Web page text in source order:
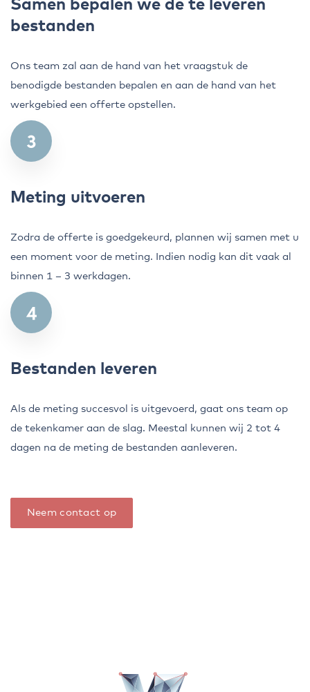
Samen bepalen we de te leveren
bestanden
Ons team zal aan de hand van het vraagstuk de
benodigde bestanden bepalen en aan de hand van het
werkgebied een offerte opstellen.
Meting uitvoeren
Zodra de offerte is goedgekeurd, plannen wij samen met u
een moment voor de meting. Indien nodig kan dit vaak al
binnen 1 – 3 werkdagen.
Bestanden leveren
Als de meting succesvol is uitgevoerd, gaat ons team op
de tekenkamer aan de slag. Meestal kunnen wij 2 tot 4
dagen na de meting de bestanden aanleveren.
Neem contact op